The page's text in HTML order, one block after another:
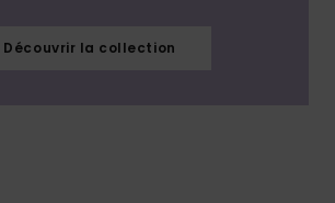
Découvrir la collection